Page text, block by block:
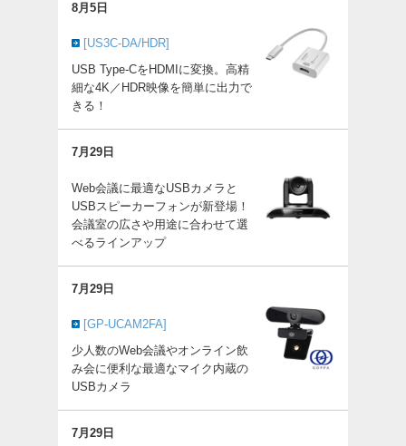
8月5日
[US3C-DA/HDR]
USB Type-CをHDMIに変換。高精
細な4K／HDR映像を簡単に出力で
きる！
7月29日
Web会議に最適なUSBカメラと
USBスピーカーフォンが新登場！
会議室の広さや用途に合わせて選
べるラインアップ
7月29日
[GP-UCAM2FA]
少人数のWeb会議やオンライン飲
み会に便利な最適なマイク内蔵の
USBカメラ
7月29日